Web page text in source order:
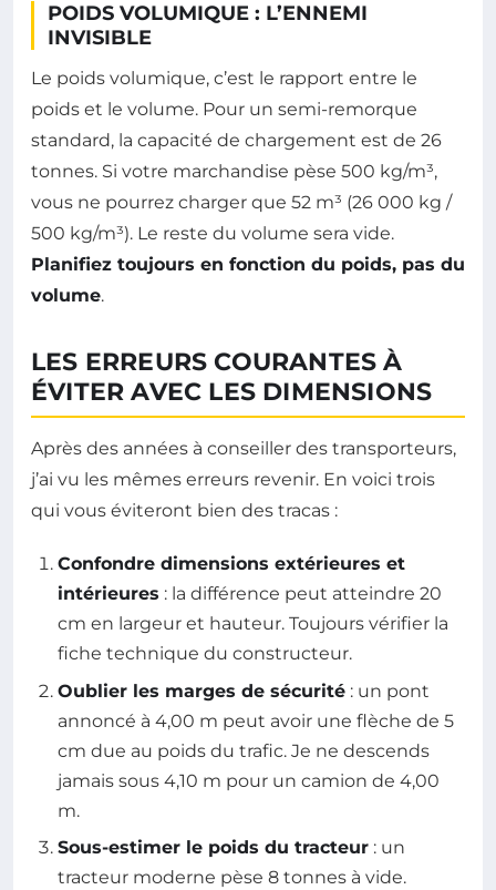
POIDS VOLUMIQUE : L’ENNEMI
INVISIBLE
Le poids volumique, c’est le rapport entre le
poids et le volume. Pour un semi-remorque
standard, la capacité de chargement est de 26
tonnes. Si votre marchandise pèse 500 kg/m³,
vous ne pourrez charger que 52 m³ (26 000 kg /
500 kg/m³). Le reste du volume sera vide.
Planifiez toujours en fonction du poids, pas du
volume.
LES ERREURS COURANTES À
ÉVITER AVEC LES DIMENSIONS
Après des années à conseiller des transporteurs,
j’ai vu les mêmes erreurs revenir. En voici trois
qui vous éviteront bien des tracas :
Confondre dimensions extérieures et
intérieures : la différence peut atteindre 20
cm en largeur et hauteur. Toujours vérifier la
fiche technique du constructeur.
Oublier les marges de sécurité : un pont
annoncé à 4,00 m peut avoir une flèche de 5
cm due au poids du trafic. Je ne descends
jamais sous 4,10 m pour un camion de 4,00
m.
Sous-estimer le poids du tracteur : un
tracteur moderne pèse 8 tonnes à vide.